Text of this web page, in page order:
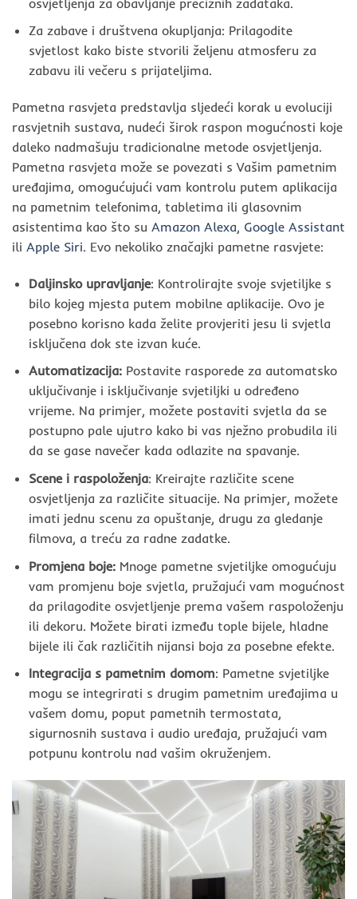
Za zabave i društvena okupljanja: Prilagodite
svjetlost kako biste stvorili željenu atmosferu za
zabavu ili večeru s prijateljima.
Pametna rasvjeta predstavlja sljedeći korak u evoluciji
rasvjetnih sustava, nudeći širok raspon mogućnosti koje
daleko nadmašuju tradicionalne metode osvjetljenja.
Pametna rasvjeta može se povezati s Vašim pametnim
uređajima, omogućujući vam kontrolu putem aplikacija
na pametnim telefonima, tabletima ili glasovnim
asistentima kao što su Amazon Alexa, Google Assistant
ili Apple Siri. Evo nekoliko značajki pametne rasvjete:
Daljinsko upravljanje: Kontrolirajte svoje svjetiljke s
bilo kojeg mjesta putem mobilne aplikacije. Ovo je
posebno korisno kada želite provjeriti jesu li svjetla
isključena dok ste izvan kuće.
Automatizacija:Postavite rasporede za automatsko
uključivanje i isključivanje svjetiljki u određeno
vrijeme. Na primjer, možete postaviti svjetla da se
postupno pale ujutro kako bi vas nježno probudila ili
da se gase navečer kada odlazite na spavanje.
Scene i raspoloženja: Kreirajte različite scene
osvjetljenja za različite situacije. Na primjer, možete
imati jednu scenu za opuštanje, drugu za gledanje
filmova, a treću za radne zadatke.
Promjena boje:Mnoge pametne svjetiljke omogućuju
vam promjenu boje svjetla, pružajući vam mogućnost
da prilagodite osvjetljenje prema vašem raspoloženju
ili dekoru. Možete birati između tople bijele, hladne
bijele ili čak različitih nijansi boja za posebne efekte.
Integracija s pametnim domom: Pametne svjetiljke
mogu se integrirati s drugim pametnim uređajima u
vašem domu, poput pametnih termostata,
sigurnosnih sustava i audio uređaja, pružajući vam
potpunu kontrolu nad vašim okruženjem.